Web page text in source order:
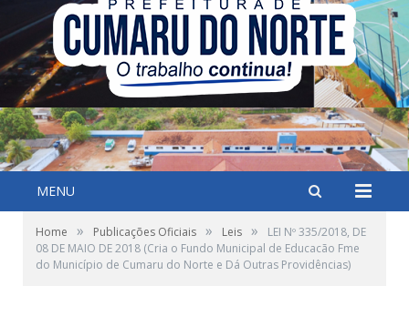
MENU
Home » Publicações Oficiais » Leis »
LEI Nº 335/2018, DE
08 DE MAIO DE 2018 (Cria o Fundo Municipal de Educacão Fme
do Município de Cumaru do Norte e Dá Outras Providências)